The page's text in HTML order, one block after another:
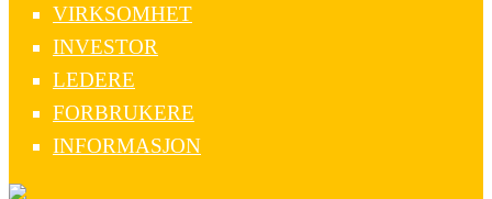
VIRKSOMHET
INVESTOR
LEDERE
FORBRUKERE
INFORMASJON